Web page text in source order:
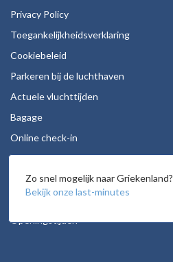
Privacy Policy
Toegankelijkheidsverklaring
Cookiebeleid
Parkeren bij de luchthaven
Actuele vluchttijden
Bagage
Online check-in
Stoelreservering
Autohuur
Vacatures
Openingstijden
Zo snel mogelijk naar Griekenland?
Bekijk onze last-minutes